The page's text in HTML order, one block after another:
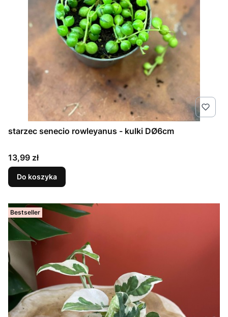
starzec senecio rowleyanus - kulki DØ6cm
Cena
13,99 zł
Do koszyka
Bestseller